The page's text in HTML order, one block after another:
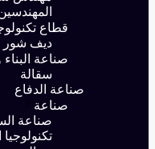
قطاع
ديف شور
صناعة البناء
سقالة
صناعة الدفاع
صناعة
صناعة
تكنولوجيا